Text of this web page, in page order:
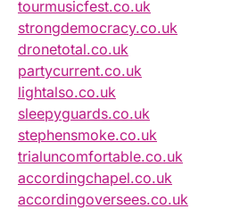
tourmusicfest.co.uk
strongdemocracy.co.uk
dronetotal.co.uk
partycurrent.co.uk
lightalso.co.uk
sleepyguards.co.uk
stephensmoke.co.uk
trialuncomfortable.co.uk
accordingchapel.co.uk
accordingoversees.co.uk